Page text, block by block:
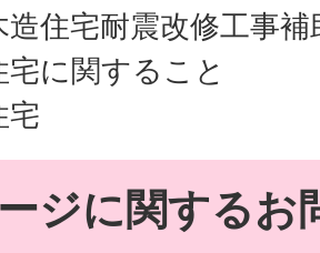
造住宅耐震改修工事
宅に関すること
宅
ジに関するお